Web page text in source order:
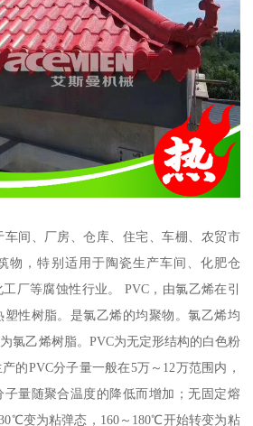
间、厂房、仓库、住宅、车棚、农贸市
物，特别适用于陶瓷生产车间、化肥仓
厂等腐蚀性行业。 PVC，由氯乙烯在引
性树脂。是氯乙烯的均聚物。氯乙烯均
氯乙烯树脂。PVC为无定形结构的白色粉
的PVC分子量一般在5万～12万范围内，
量随聚合温度的降低而增加；无固定熔
变为粘弹态，160～180℃开始转变为粘